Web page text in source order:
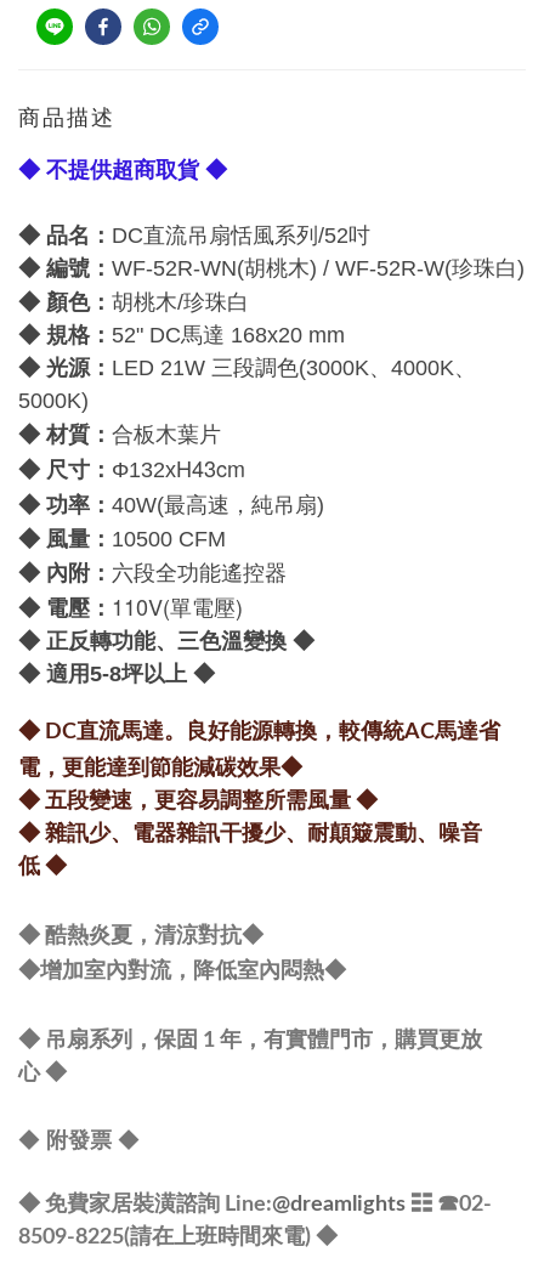
商品描述
◆ 不提供超商取貨 ◆
◆ 品名： DC直流吊扇恬風系列/52吋
◆ 編號： WF-52R-WN(胡桃木) / WF-52R-W(珍珠白)
◆ 顏色： 胡桃木/珍珠白
◆ 規格： 52" DC馬達 168x20 mm
◆ 光源： LED 21W 三段調色(3000K、4000K、
5000K)
◆ 材質： 合板木葉片
◆ 尺寸： Φ132xH43cm
◆ 功率： 40W(最高速，純吊扇)
◆ 風量 ： 10500 CFM
◆ 內附： 六段全功能遙控器
◆ 電壓： 110V(單電壓)
◆ 正反轉功能、三色溫變換 ◆
◆ 適用5-8坪以上 ◆
◆ DC直流馬達。良好能源轉換，較傳統AC馬達省
電，更能達到節能減碳效果◆
◆ 五段變速，更容易調整所需風量 ◆
◆ 雜訊少、電器雜訊干擾少、耐顛簸震動、噪音
低 ◆
◆ 酷熱炎夏，清涼對抗◆
◆增加室內對流，降低室內悶熱◆
◆ 吊扇系列，保固 1 年，有實體門市，購買更放
心◆
◆ 附發票◆
◆ 免費家居裝潢諮詢 Line:@dreamlights ☷ ☎02-
8509-8225(請在上班時間來電) ◆